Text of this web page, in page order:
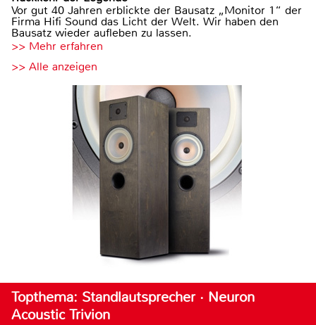
Vor gut 40 Jahren erblickte der Bausatz „Monitor 1“ der
Firma Hifi Sound das Licht der Welt. Wir haben den
Bausatz wieder aufleben zu lassen.
>> Mehr erfahren
>> Alle anzeigen
Topthema: Standlautsprecher · Neuron
Acoustic Trivion